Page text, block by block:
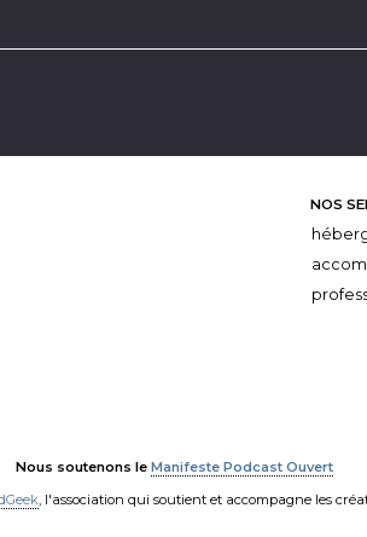
NOS
Nous soutenons le Manifeste Podcast Ouvert
, l'association qui soutient et accompagne les